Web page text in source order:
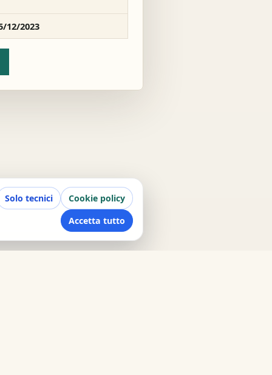
12/2023
Solo tecnici
Cookie policy
Accetta tutto